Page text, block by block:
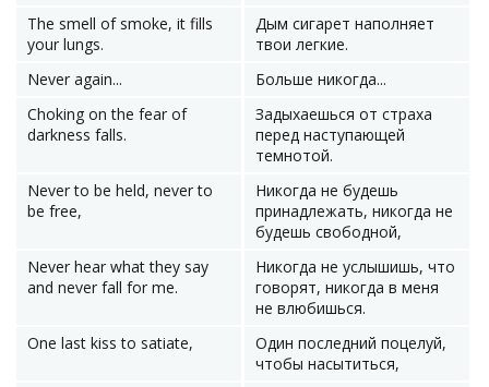
The smell of smoke, it fills
your lungs.
Дым сигарет наполняет
твои легкие.
Never again...
Больше никогда...
Choking on the fear of
darkness falls.
Задыхаешься от страха
перед наступающей
темнотой.
Never to be held, never to
be free,
Никогда не будешь
принадлежать, никогда не
будешь свободной,
Never hear what they say
and never fall for me.
Никогда не услышишь, что
говорят, никогда в меня
не влюбишься.
One last kiss to satiate,
Один последний поцелуй,
чтобы насытиться,